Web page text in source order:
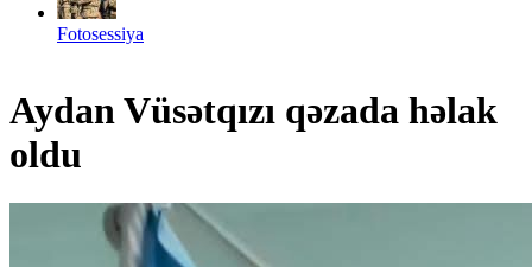
Fotosessiya
Aydan Vüsətqızı qəzada həlak
oldu